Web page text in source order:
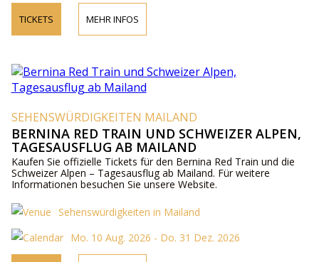
TICKETS MEHR INFOS
SEHENSWÜRDIGKEITEN MAILAND
BERNINA RED TRAIN UND SCHWEIZER ALPEN,
TAGESAUSFLUG AB MAILAND
Kaufen Sie offizielle Tickets für den Bernina Red Train und die
Schweizer Alpen – Tagesausflug ab Mailand. Für weitere
Informationen besuchen Sie unsere Website.
Sehenswürdigkeiten in Mailand
Mo. 10 Aug. 2026 - Do. 31 Dez. 2026